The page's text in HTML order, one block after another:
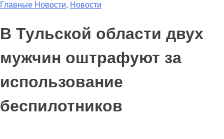
Главные Новости, Новости
В Тульской области двух
мужчин оштрафуют за
использование
беспилотников